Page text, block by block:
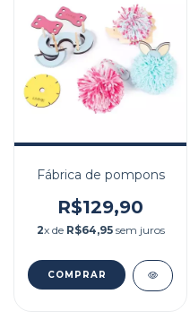
Fábrica de pompons
R$129,90
2x de R$64,95sem juros